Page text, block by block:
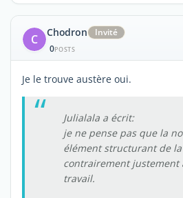
C Chodron
Invité
0POSTS
Je le trouve austère oui.
Julialala a écrit:
je ne pense pas que la
élément structurant de
contrairement justement
travail.